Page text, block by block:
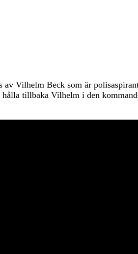
Vilhelm Beck som är
tillbaka Vilhelm i den